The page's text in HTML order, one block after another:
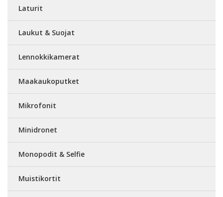
Laturit
Laukut & Suojat
Lennokkikamerat
Maakaukoputket
Mikrofonit
Minidronet
Monopodit & Selfie
Muistikortit